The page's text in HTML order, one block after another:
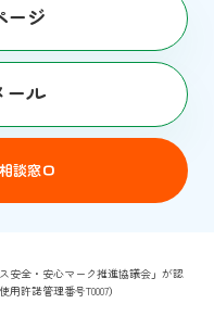
ージ
ール
談窓口
安全・安心マーク推進協議会」が認
許諾管理番号T0007）